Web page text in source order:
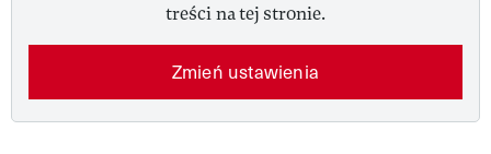
treści na tej stronie.
Zmień ustawienia